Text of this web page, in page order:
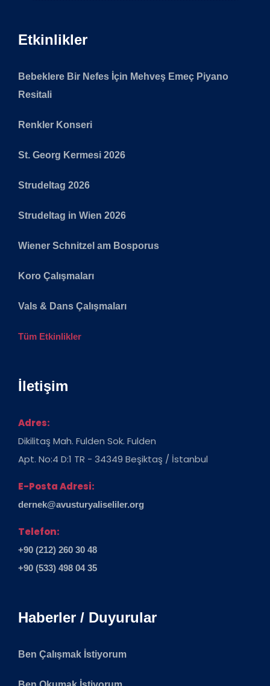
Etkinlikler
Bebeklere Bir Nefes İçin Mehveş Emeç Piyano
Resitali
Renkler Konseri
St. Georg Kermesi 2026
Strudeltag 2026
Strudeltag in Wien 2026
Wiener Schnitzel am Bosporus
Koro Çalışmaları
Vals & Dans Çalışmaları
Tüm Etkinlikler
İletişim
Adres:
Dikilitaş Mah. Fulden Sok. Fulden
Apt. No:4 D:1 TR - 34349 Beşiktaş / İstanbul
E-Posta Adresi:
dernek@avusturyaliseliler.org
Telefon:
+90 (212) 260 30 48
+90 (533) 498 04 35
Haberler / Duyurular
Ben Çalışmak İstiyorum